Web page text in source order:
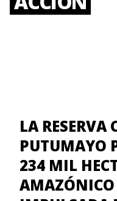
LA RESERVA
PUTUMAYO
234 MIL
AMAZÓNICO